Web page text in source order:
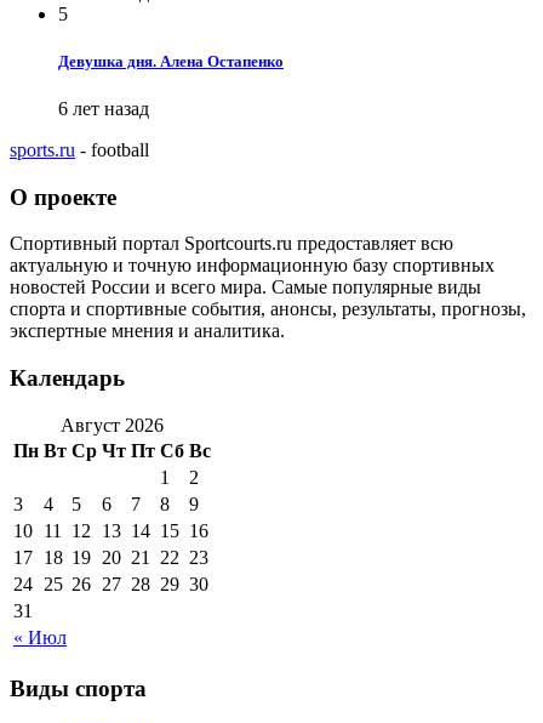
5
Девушка дня. Алена Остапенко
6 лет назад
sports.ru - football
О проекте
Спортивный портал Sportcourts.ru предоставляет всю
актуальную и точную информационную базу спортивных
новостей России и всего мира. Самые популярные виды
спорта и спортивные события, анонсы, результаты, прогнозы,
экспертные мнения и аналитика.
Календарь
Август 2026
Пн Вт Ср Чт Пт Сб Вс
« Июл
1
2
3
4 5 6 7 8
9
10 11 12 13 14 15 16
17 18 19 20 21 22 23
24 25 26 27 28 29 30
31
Виды спорта